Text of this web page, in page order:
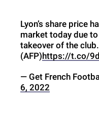
Lyon’s share price
market today due
takeover of the club.
(AFP)https://t.co/
— Get French
6, 2022